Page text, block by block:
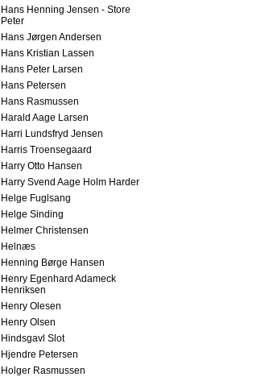
Hans Henning Jensen - Store
Peter
Hans Jørgen Andersen
Hans Kristian Lassen
Hans Peter Larsen
Hans Petersen
Hans Rasmussen
Harald Aage Larsen
Harri Lundsfryd Jensen
Harris Troensegaard
Harry Otto Hansen
Harry Svend Aage Holm Harder
Helge Fuglsang
Helge Sinding
Helmer Christensen
Helnæs
Henning Børge Hansen
Henry Egenhard Adameck
Henriksen
Henry Olesen
Henry Olsen
Hindsgavl Slot
Hjendre Petersen
Holger Rasmussen